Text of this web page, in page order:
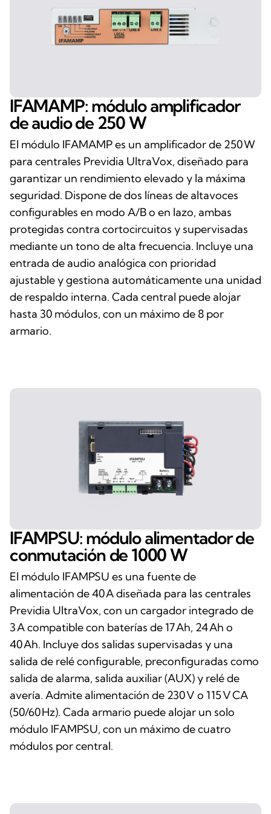
IFAMAMP: módulo amplificador
de audio de 250 W
El módulo IFAMAMP es un amplificador de 250 W
para centrales Previdia UltraVox, diseñado para
garantizar un rendimiento elevado y la máxima
seguridad. Dispone de dos líneas de altavoces
configurables en modo A/B o en lazo, ambas
protegidas contra cortocircuitos y supervisadas
mediante un tono de alta frecuencia. Incluye una
entrada de audio analógica con prioridad
ajustable y gestiona automáticamente una unidad
de respaldo interna. Cada central puede alojar
hasta 30 módulos, con un máximo de 8 por
armario.
IFAMPSU: módulo alimentador de
conmutación de 1000 W
El módulo IFAMPSU es una fuente de
alimentación de 40 A diseñada para las centrales
Previdia UltraVox, con un cargador integrado de
3 A compatible con baterías de 17 Ah, 24 Ah o
40 Ah. Incluye dos salidas supervisadas y una
salida de relé configurable, preconfiguradas como
salida de alarma, salida auxiliar (AUX) y relé de
avería. Admite alimentación de 230 V o 115 V CA
(50/60 Hz). Cada armario puede alojar un solo
módulo IFAMPSU, con un máximo de cuatro
módulos por central.